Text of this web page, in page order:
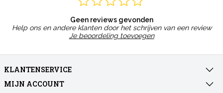
Geen reviews gevonden
Help ons en andere klanten door het schrijven van een review
Je beoordeling toevoegen
KLANTENSERVICE
MIJN ACCOUNT